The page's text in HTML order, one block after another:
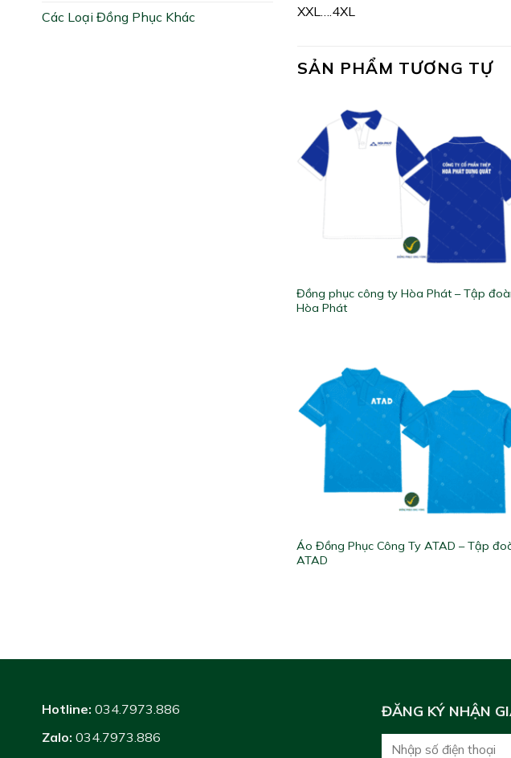
Các Loại Đồng Phục Khác
XXL….4XL
SẢN PHẨM TƯƠNG TỰ
Đồng phục công ty Hòa Phát – Tập
Hòa Phát
Áo Đồng Phục Công Ty ATAD – Tập
ATAD
Hotline: 034.7973.886
Zalo: 034.7973.886
ĐĂNG KÝ NHẬN